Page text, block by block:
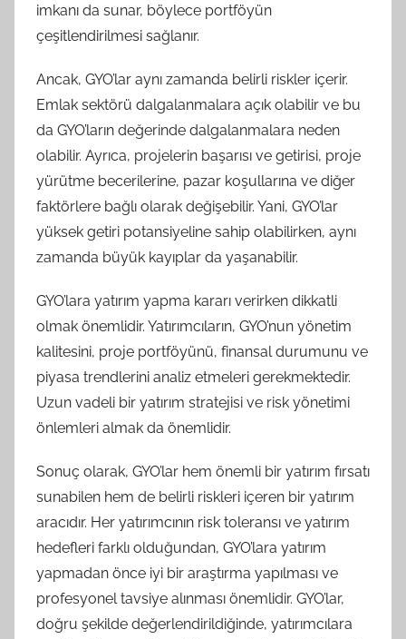
imkanı da sunar, böylece portföyün
çeşitlendirilmesi sağlanır.
Ancak, GYO’lar aynı zamanda belirli riskler içerir.
Emlak sektörü dalgalanmalara açık olabilir ve bu
da GYO’ların değerinde dalgalanmalara neden
olabilir. Ayrıca, projelerin başarısı ve getirisi, proje
yürütme becerilerine, pazar koşullarına ve diğer
faktörlere bağlı olarak değişebilir. Yani, GYO’lar
yüksek getiri potansiyeline sahip olabilirken, aynı
zamanda büyük kayıplar da yaşanabilir.
GYO’lara yatırım yapma kararı verirken dikkatli
olmak önemlidir. Yatırımcıların, GYO’nun yönetim
kalitesini, proje portföyünü, finansal durumunu ve
piyasa trendlerini analiz etmeleri gerekmektedir.
Uzun vadeli bir yatırım stratejisi ve risk yönetimi
önlemleri almak da önemlidir.
Sonuç olarak, GYO’lar hem önemli bir yatırım fırsatı
sunabilen hem de belirli riskleri içeren bir yatırım
aracıdır. Her yatırımcının risk toleransı ve yatırım
hedefleri farklı olduğundan, GYO’lara yatırım
yapmadan önce iyi bir araştırma yapılması ve
profesyonel tavsiye alınması önemlidir. GYO’lar,
doğru şekilde değerlendirildiğinde, yatırımcılara